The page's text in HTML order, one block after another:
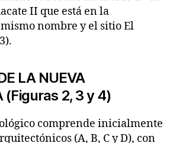
II que está en la
nombre y el sitio El
LA NUEVA
(Figuras 2, 3 y 4)
comprende inicialmente
(A, B, C y D), con